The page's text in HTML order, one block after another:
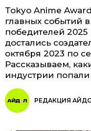
Tokyo Anime
главных событий
победителей 2025
достались
октября 2023 по
Рассказываем,
индустрии
РЕДАКЦИЯ